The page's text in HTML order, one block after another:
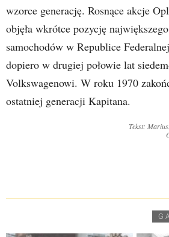
wzorce generację. Rosnące akcje
objęła wkrótce pozycję
samochodów w Republice
dopiero w drugiej połowie lat
Volkswagenowi. W roku 1970
ostatniej generacji Kapitana.
Tekst: